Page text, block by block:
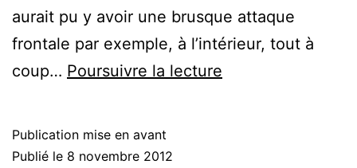
aurait pu y avoir une brusque attaque
frontale par exemple, à l’intérieur, tout à
coup… Poursuivre la lecture
Publication mise en avant
Publié le 8 novembre 2012